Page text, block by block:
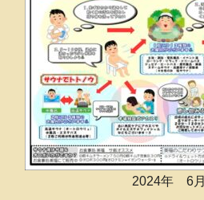
2024年 6月